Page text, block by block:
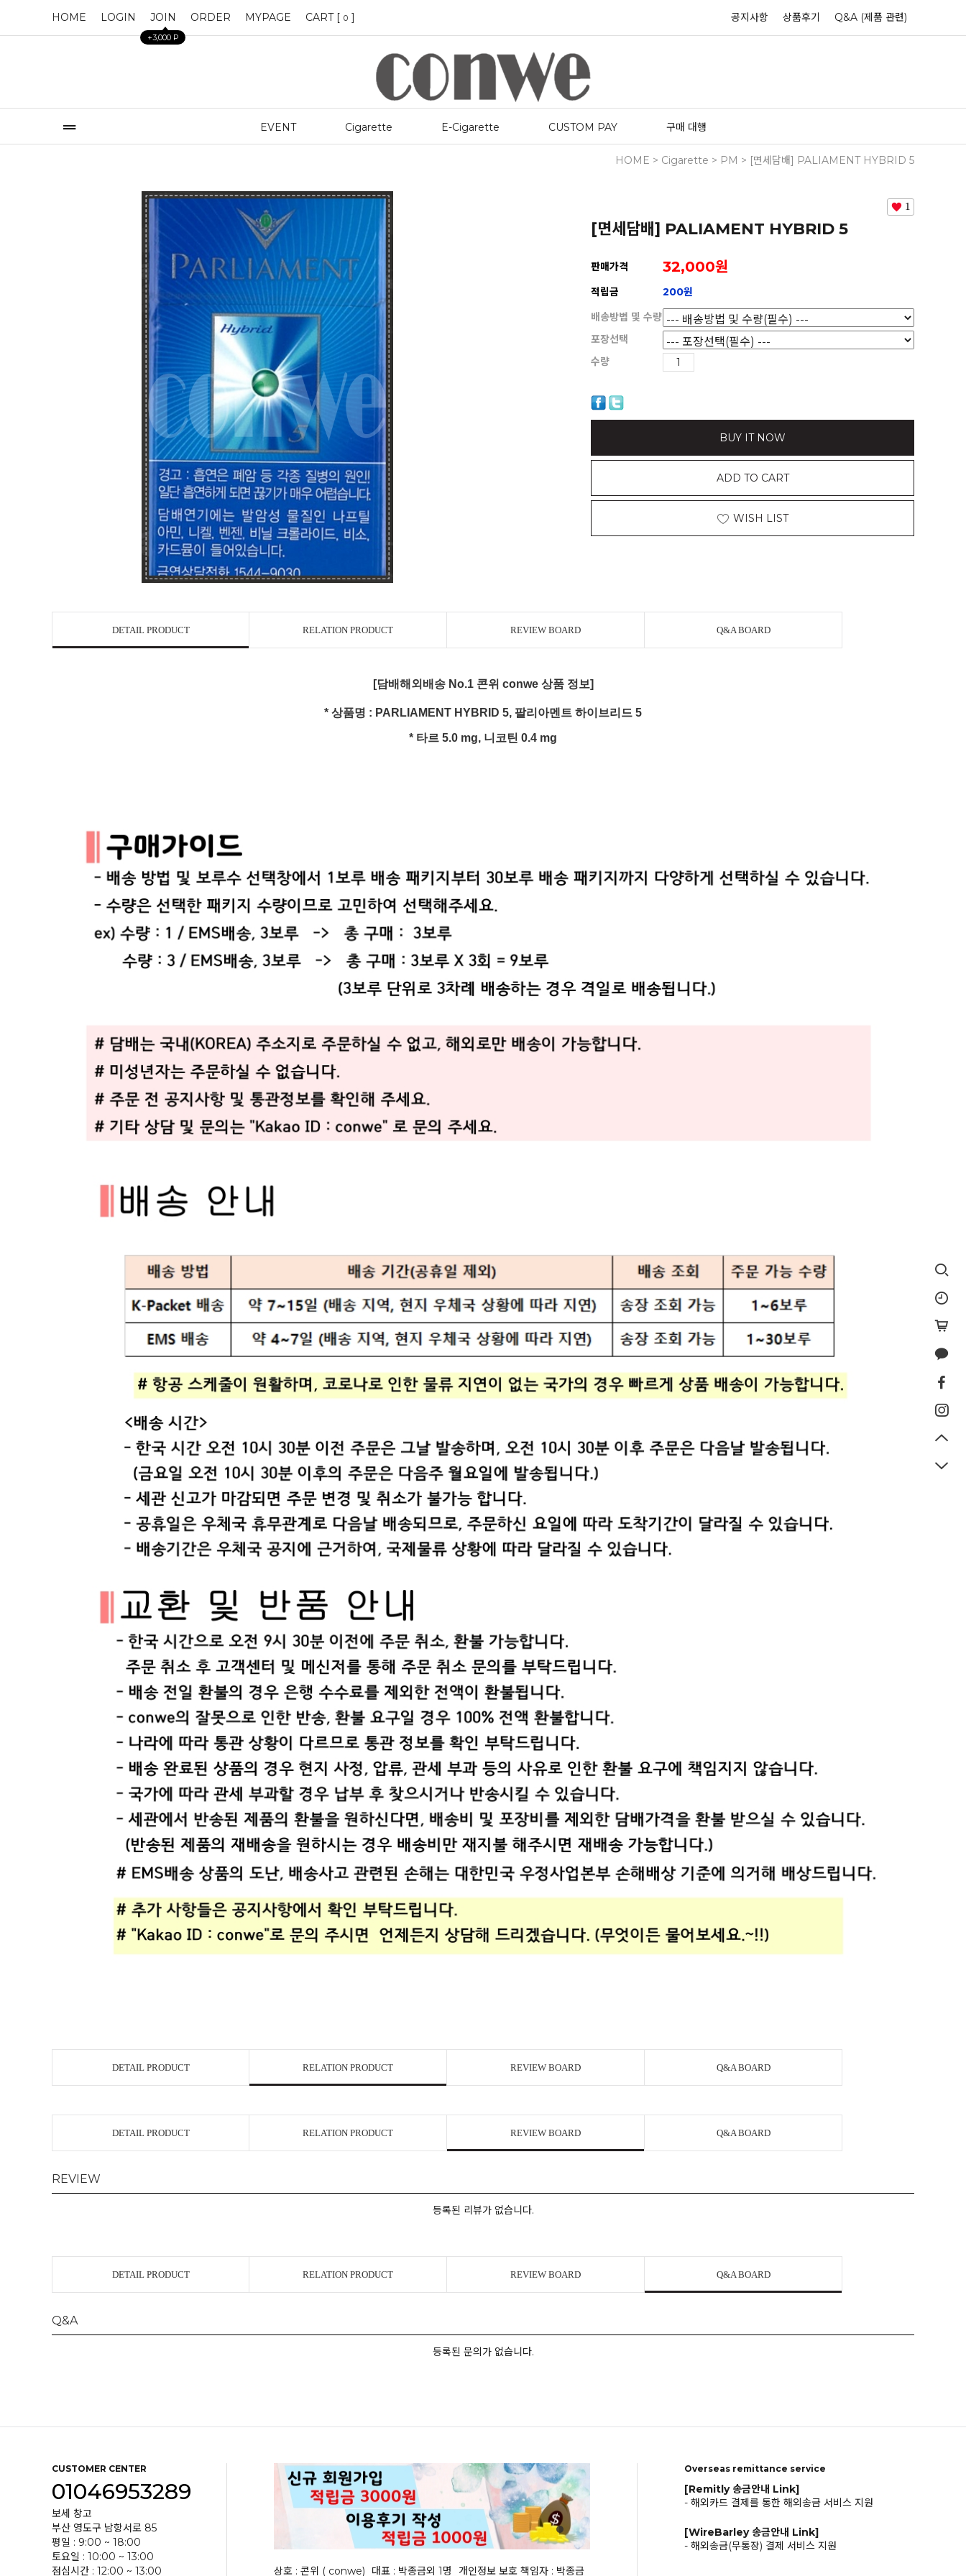
HOME LOGIN JOIN
+3,000 P
ORDER MYPAGE CART [ 0 ] 공지사항 상품후기 Q&A (제품 관련)
EVENT Cigarette E-Cigarette CUSTOM PAY 구매 대행
HOME > Cigarette > PM > [면세담배] PALIAMENT HYBRID 5
1
[면세담배] PALIAMENT HYBRID 5
판매가격 32,000원
적립금
200원
배송방법 및 수량
포장선택
수량
BUY IT NOW
ADD TO CART
WISH LIST
DETAIL PRODUCT RELATION PRODUCT REVIEW BOARD Q&A BOARD
[담배해외배송 No.1 콘위 conwe 상품 정보]
* 상품명 : PARLIAMENT HYBRID 5, 팔리아멘트 하이브리드 5
* 타르 5.0 mg, 니코틴 0.4 mg
DETAIL PRODUCT RELATION PRODUCT REVIEW BOARD Q&A BOARD
DETAIL PRODUCT RELATION PRODUCT REVIEW BOARD Q&A BOARD
REVIEW
등록된 리뷰가 없습니다.
DETAIL PRODUCT RELATION PRODUCT REVIEW BOARD Q&A BOARD
Q&A
등록된 문의가 없습니다.
CUSTOMER CENTER
01046953289
보세 창고
부산 영도구 남항서로 85
평일 : 9:00 ~ 18:00
토요일 : 10:00 ~ 13:00
점심시간 : 12:00 ~ 13:00
상호 : 콘위 ( conwe) 대표 : 박종금외 1명 개인정보 보호 책임자 : 박종금
Overseas remittance service
[Remitly 송금안내 Link]
- 해외카드 결제를 통한 해외송금 서비스 지원
[WireBarley 송금안내 Link]
- 해외송금(무통장) 결제 서비스 지원